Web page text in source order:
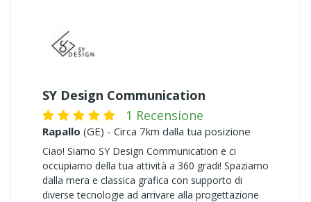
SY Design Communication
1 Recensione
Rapallo (GE) - Circa 7km dalla tua posizione
Ciao! Siamo SY Design Communication e ci
occupiamo della tua attività a 360 gradi! Spaziamo
dalla mera e classica grafica con supporto di
diverse tecnologie ad arrivare alla progettazione